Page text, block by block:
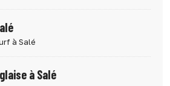
à Salé
à Salé